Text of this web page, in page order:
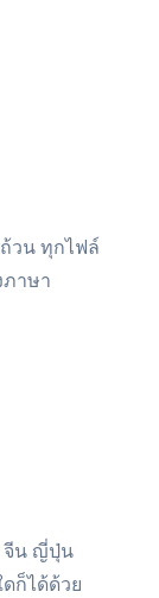
วน ทุกไฟล์
าษา
จีน ญี่ปุ่น
ก็ได้ด้วย